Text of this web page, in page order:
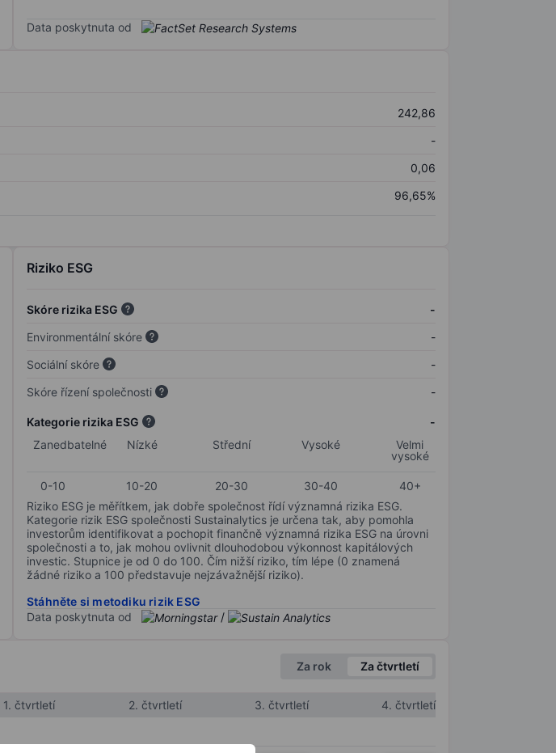
Data poskytnuta od
242,86
-
0,06
96,65%
Riziko ESG
Skóre rizika ESG
-
Environmentální skóre
-
Sociální skóre
-
Skóre řízení společnosti
-
Kategorie rizika ESG
-
Zanedbatelné
Nízké Střední Vysoké
Velmi
vysoké
0-10 10-20 20-30 30-40
40+
Riziko ESG je měřítkem, jak dobře společnost řídí významná rizika ESG.
Kategorie rizik ESG společnosti Sustainalytics je určena tak, aby pomohla
investorům identifikovat a pochopit finančně významná rizika ESG na úrovni
společnosti a to, jak mohou ovlivnit dlouhodobou výkonnost kapitálových
investic. Stupnice je od 0 do 100. Čím nižší riziko, tím lépe (0 znamená
žádné riziko a 100 představuje nejzávažnější riziko).
Stáhněte si metodiku rizik ESG
Data poskytnuta od
/
Za rok Za čtvrtletí
1. čtvrtletí 2. čtvrtletí 3. čtvrtletí
4. čtvrtletí